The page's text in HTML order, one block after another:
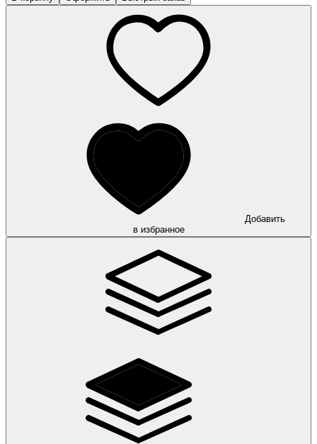
Добавить
в избранное